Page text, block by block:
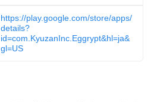
https://play.google.com/store/apps/
details?
id=com.KyuzanInc.Eggrypt&hl=ja&
gl=US